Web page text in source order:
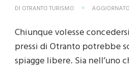
DI OTRANTO TURISMO
Chiunque volesse
pressi di Otranto potrebbe
spiagge libere. Sia nell’uno